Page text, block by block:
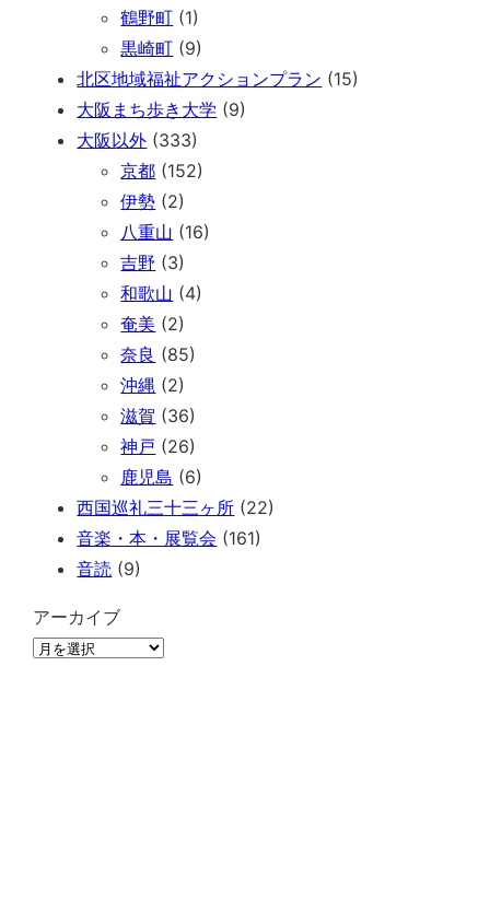
鶴野町 (1)
黒崎町 (9)
北区地域福祉アクションプラン (15)
大阪まち歩き大学 (9)
大阪以外 (333)
京都 (152)
伊勢 (2)
八重山 (16)
吉野 (3)
和歌山 (4)
奄美 (2)
奈良 (85)
沖縄 (2)
滋賀 (36)
神戸 (26)
鹿児島 (6)
西国巡礼三十三ヶ所 (22)
音楽・本・展覧会 (161)
音読 (9)
アーカイブ